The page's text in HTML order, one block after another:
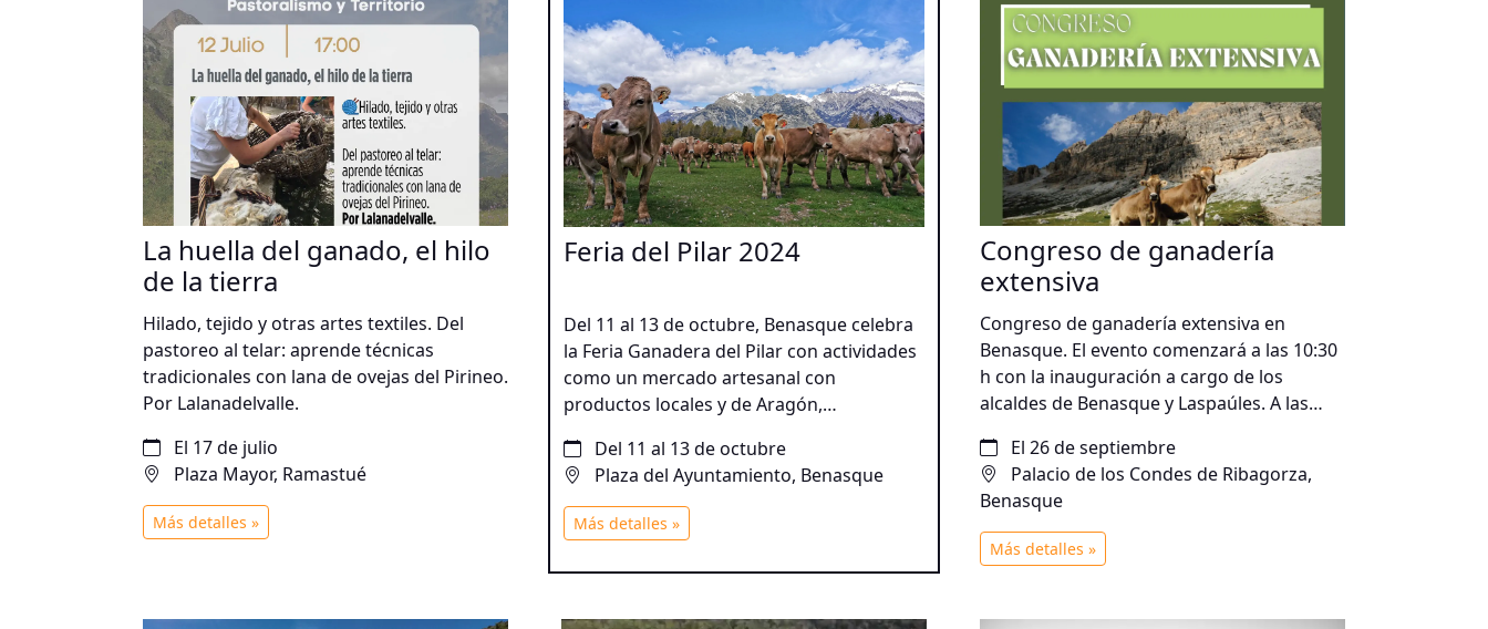
La huella del ganado, el hilo
de la tierra
Hilado, tejido y otras artes textiles. Del
pastoreo al telar: aprende técnicas
tradicionales con lana de ovejas del Pirineo.
Por Lalanadelvalle.
El 17 de julio
Plaza Mayor, Ramastué
Más detalles »
Feria del Pilar 2024
Del 11 al 13 de octubre, Benasque celebra
la Feria Ganadera del Pilar con actividades
como un mercado artesanal con
productos locales y de Aragón,
infantiles con juegos tradicionales.
Del 11 al 13 de octubre
Plaza del Ayuntamiento, Benasque
Más detalles »
Congreso de ganadería
extensiva
Congreso de ganadería extensiva en
Benasque. El evento comenzará a las 10:30
h con la inauguración a cargo de los
alcaldes de Benasque y Laspaúles. A las
Pastoreo de Aragón, seguida de una pausa
para el café a las 12:15 h. Después, a las
12:45 h, se expondrá el Plan Relevo por
Leticia Riaguas, y a las 13:15 h se hablará de
buenas prácticas en pastos con Isabel
tratará el tema de la lengua azul, seguido a
El 26 de septiembre
Palacio de los Condes de Ribagorza,
Benasque
Más detalles »